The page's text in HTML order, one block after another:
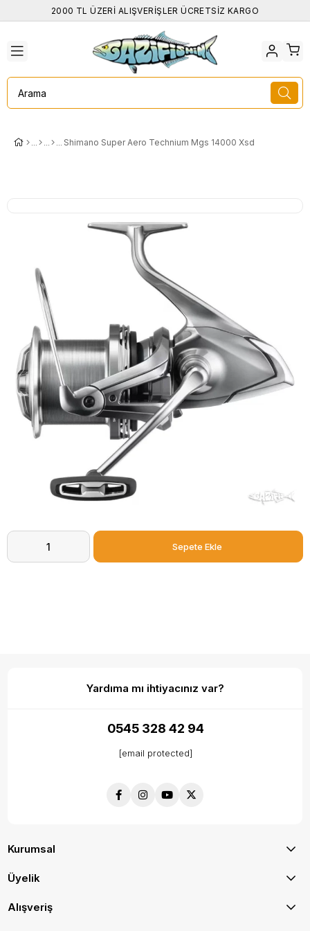
2000 TL ÜZERİ ALIŞVERİŞLER ÜCRETSİZ KARGO
Shimano Super Aero Technium Mgs 14000 Xsd
Yardıma mı ihtiyacınız var?
0545 328 42 94
[email protected]
Kurumsal
Üyelik
Alışveriş